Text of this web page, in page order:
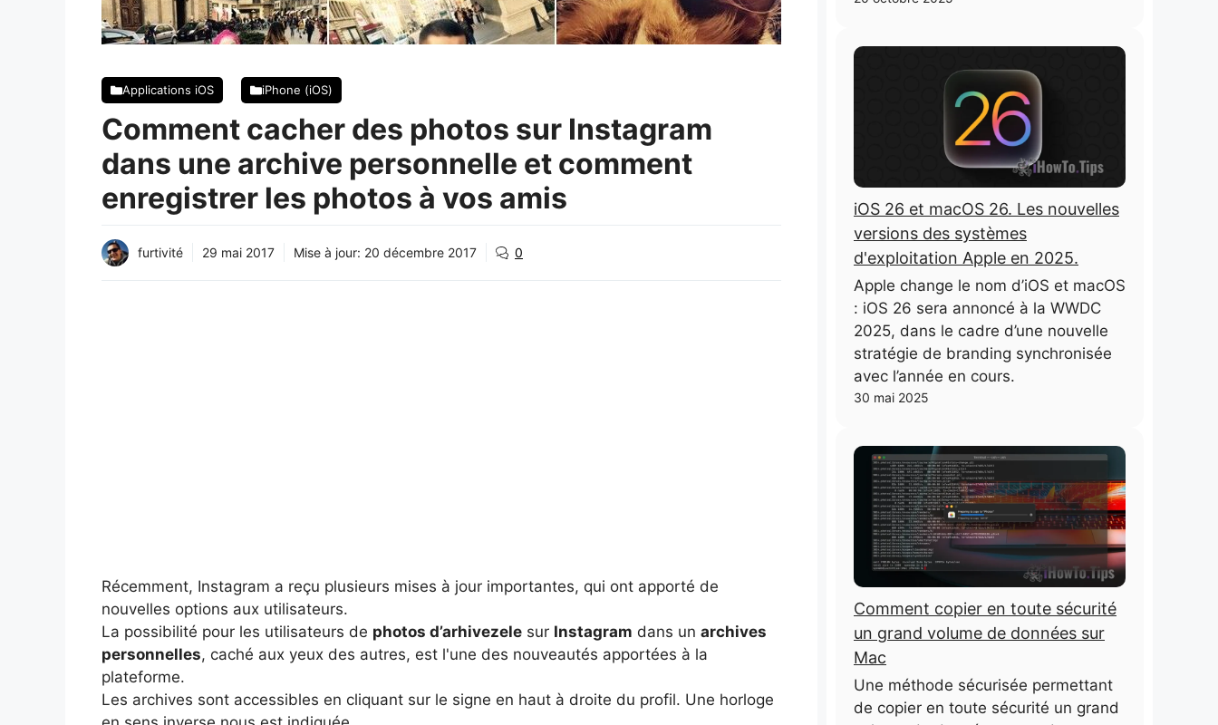
Applications iOS iPhone (iOS)
Comment cacher des photos sur Instagram
dans une archive personnelle et comment
enregistrer les photos à vos amis
furtivité 29 mai 2017 Mise à jour: 20 décembre 2017 0
Récemment, Instagram a reçu plusieurs mises à jour importantes, qui ont apporté de
nouvelles options aux utilisateurs.
La possibilité pour les utilisateurs de photos d’arhivezele sur Instagram dans un archives
personnelles, caché aux yeux des autres, est l'une des nouveautés apportées à la
plateforme.
Les archives sont accessibles en cliquant sur le signe en haut à droite du profil. Une horloge
iOS 26 et macOS 26. Les nouvelles
versions des systèmes
d'exploitation Apple en 2025.
Apple change le nom d’iOS et macOS
: iOS 26 sera annoncé à la WWDC
2025, dans le cadre d’une nouvelle
stratégie de branding synchronisée
avec l’année en cours.
30 mai 2025
Comment copier en toute sécurité
un grand volume de données sur
Mac
Une méthode sécurisée permettant
de copier en toute sécurité un grand